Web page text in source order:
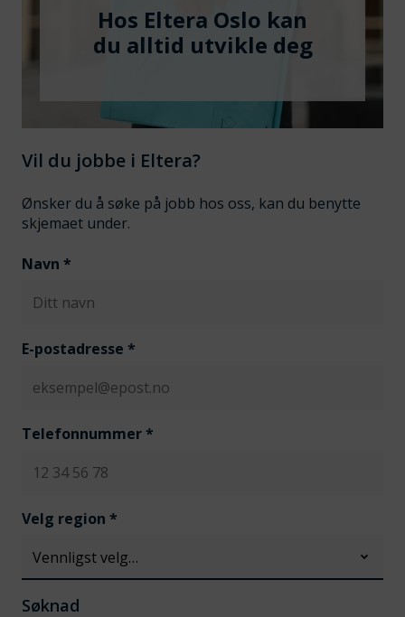
Hos Eltera Oslo kan
du alltid utvikle deg
Vil du jobbe i Eltera?
Ønsker du å søke på jobb hos oss, kan du benytte
skjemaet under.
Navn *
E-postadresse *
Telefonnummer*
Velg region *
Søknad